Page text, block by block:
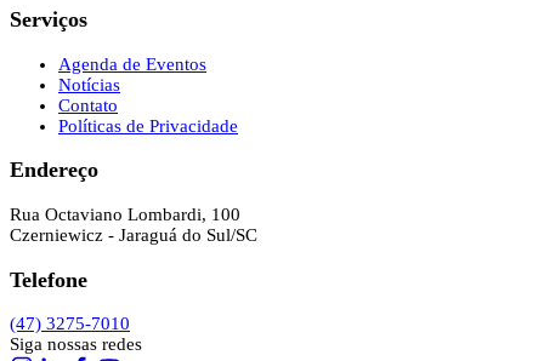
Serviços
Agenda de Eventos
Notícias
Contato
Políticas de Privacidade
Endereço
Rua Octaviano Lombardi, 100
Czerniewicz - Jaraguá do Sul/SC
Telefone
(47) 3275-7010
Siga nossas redes